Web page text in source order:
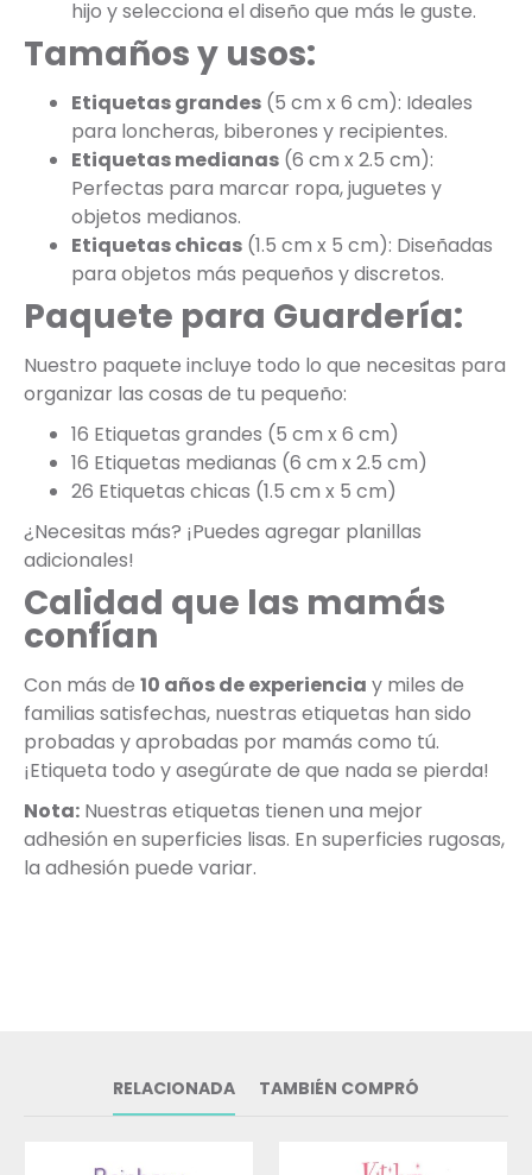
hijo y selecciona el diseño que más le guste.
Tamaños y usos:
Etiquetas grandes (5 cm x 6 cm): Ideales
para loncheras, biberones y recipientes.
Etiquetas medianas (6 cm x 2.5 cm):
Perfectas para marcar ropa, juguetes y
objetos medianos.
Etiquetas chicas (1.5 cm x 5 cm): Diseñadas
para objetos más pequeños y discretos.
Paquete para Guardería:
Nuestro paquete incluye todo lo que necesitas para
organizar las cosas de tu pequeño:
16 Etiquetas grandes (5 cm x 6 cm)
16 Etiquetas medianas (6 cm x 2.5 cm)
26 Etiquetas chicas (1.5 cm x 5 cm)
¿Necesitas más? ¡Puedes agregar planillas
adicionales!
Calidad que las mamás
confían
Con más de 10 años de experiencia y miles de
familias satisfechas, nuestras etiquetas han sido
probadas y aprobadas por mamás como tú.
¡Etiqueta todo y asegúrate de que nada se pierda!
Nota: Nuestras etiquetas tienen una mejor
adhesión en superficies lisas. En superficies rugosas,
la adhesión puede variar.
RELACIONADA TAMBIÉN COMPRÓ